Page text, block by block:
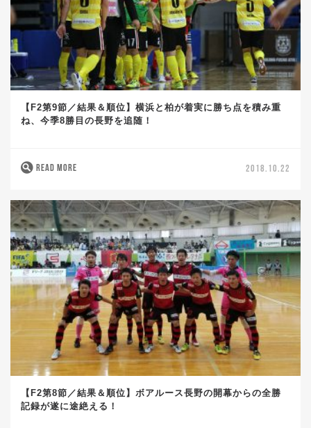
【F2第9節／結果＆順位】横浜と柏が着実に勝ち点を積み重
ね、今季8勝目の長野を追随！
READ MORE 2018.10.22
【F2第8節／結果＆順位】ボアルース長野の開幕からの全勝
記録が遂に途絶える！